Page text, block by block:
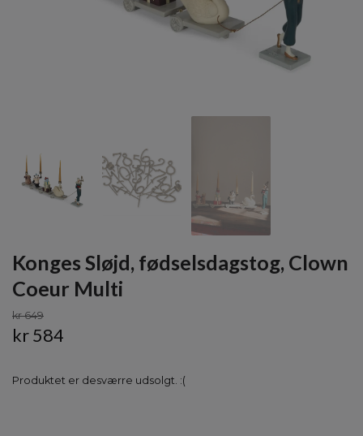
Konges Sløjd, fødselsdagstog, Clown
Coeur Multi
kr 649
kr 584
Produktet er desværre udsolgt. :(